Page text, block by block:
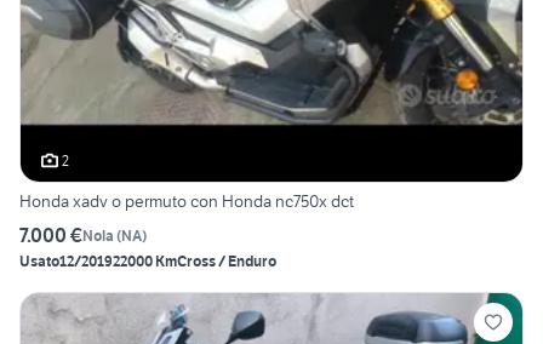
2
Honda xadv o permuto con Honda nc750x dct
7.000 €Nola (NA)
Usato12/201922000 KmCross / Enduro